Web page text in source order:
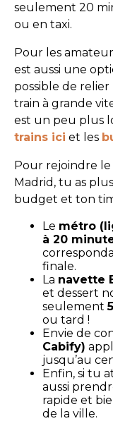
seulement 20
ou en taxi.
Pour les
est aussi une
possible de
train à grande
est un peu plus
trains ici et les
Pour rejoindre
Madrid, tu as
budget et ton
Le métro
à 20
finale.
La navette
et dessert
seulement
ou tard !
Envie de
Cabify)
jusqu’au
Enfin, si tu
aussi
rapide et
de la ville.